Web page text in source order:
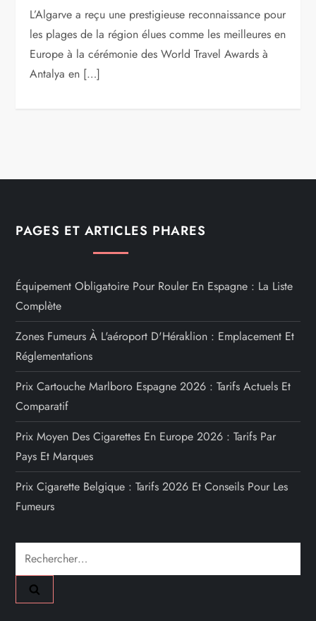
L’Algarve a reçu une prestigieuse reconnaissance pour
les plages de la région élues comme les meilleures en
Europe à la cérémonie des World Travel Awards à
Antalya en […]
PAGES ET ARTICLES PHARES
Équipement Obligatoire Pour Rouler En Espagne : La Liste
Complète
Zones Fumeurs À L'aéroport D'Héraklion : Emplacement Et
Réglementations
Prix Cartouche Marlboro Espagne 2026 : Tarifs Actuels Et
Comparatif
Prix Moyen Des Cigarettes En Europe 2026 : Tarifs Par
Pays Et Marques
Prix Cigarette Belgique : Tarifs 2026 Et Conseils Pour Les
Fumeurs
Rechercher :